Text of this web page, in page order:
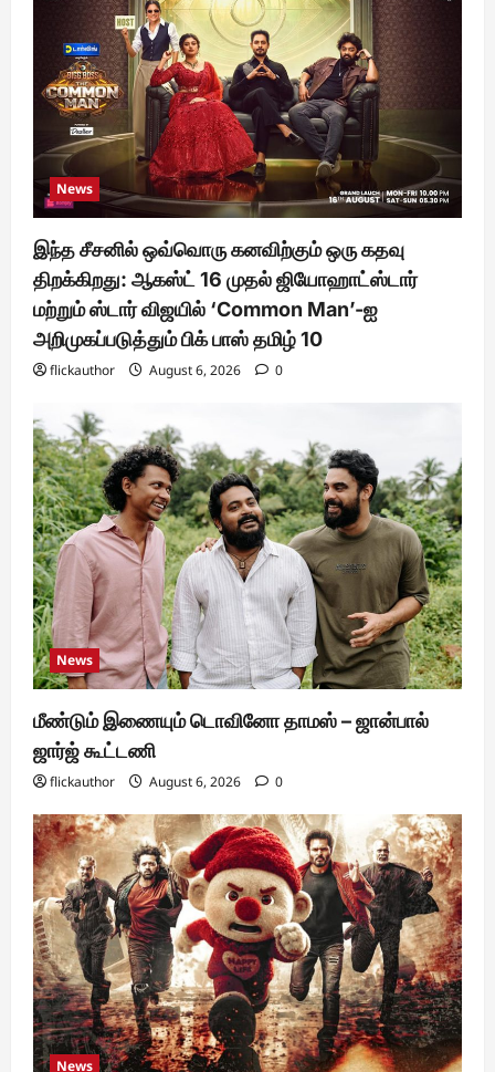
News
இந்த சீசனில் ஒவ்வொரு கனவிற்கும் ஒரு கதவு
திறக்கிறது: ஆகஸ்ட் 16 முதல் ஜியோஹாட்ஸ்டார்
மற்றும் ஸ்டார் விஜயில் ‘Common Man’-ஐ
அறிமுகப்படுத்தும் பிக் பாஸ் தமிழ் 10
flickauthor August 6, 2026 0
News
மீண்டும் இணையும் டொவினோ தாமஸ் – ஜான்பால்
ஜார்ஜ் கூட்டணி
flickauthor August 6, 2026 0
News